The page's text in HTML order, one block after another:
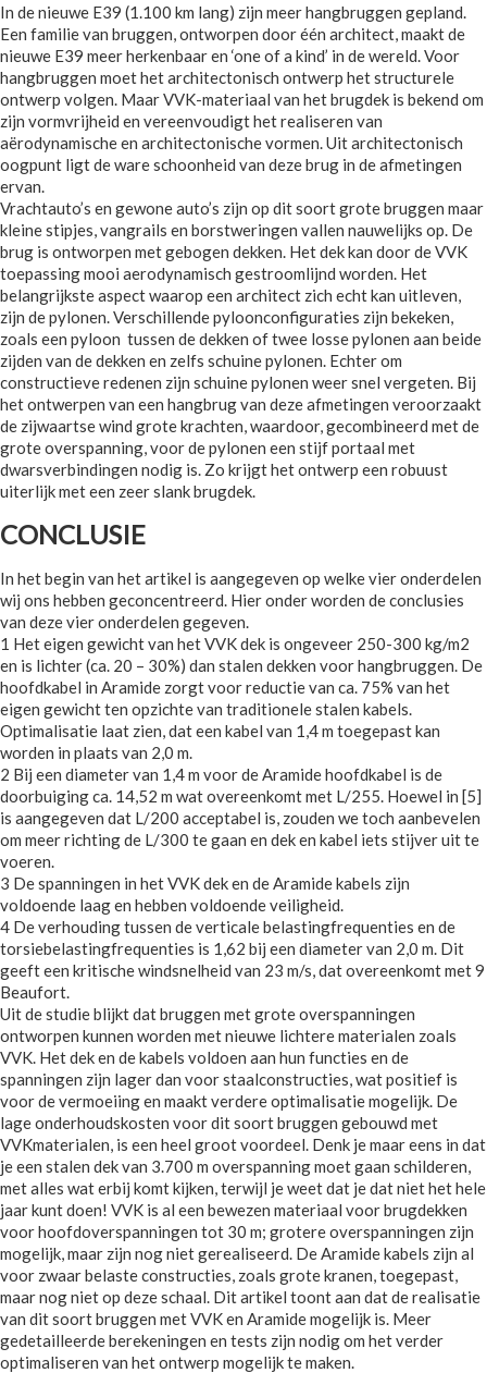
In de nieuwe E39 (1.100 km lang) zijn meer hangbruggen gepland.
Een familie van bruggen, ontworpen door één architect, maakt de
nieuwe E39 meer herkenbaar en ‘one of a kind’ in de wereld. Voor
hangbruggen moet het architectonisch ontwerp het structurele
ontwerp volgen. Maar VVK-materiaal van het brugdek is bekend om
zijn vormvrijheid en vereenvoudigt het realiseren van
aërodynamische en architectonische vormen. Uit architectonisch
oogpunt ligt de ware schoonheid van deze brug in de afmetingen
ervan.
Vrachtauto’s en gewone auto’s zijn op dit soort grote bruggen maar
kleine stipjes, vangrails en borstweringen vallen nauwelijks op. De
brug is ontworpen met gebogen dekken. Het dek kan door de VVK
toepassing mooi aerodynamisch gestroomlijnd worden. Het
belangrijkste aspect waarop een architect zich echt kan uitleven,
zijn de pylonen. Verschillende pyloonconfiguraties zijn bekeken,
zoals een pyloon tussen de dekken of twee losse pylonen aan beide
zijden van de dekken en zelfs schuine pylonen. Echter om
constructieve redenen zijn schuine pylonen weer snel vergeten. Bij
het ontwerpen van een hangbrug van deze afmetingen veroorzaakt
de zijwaartse wind grote krachten, waardoor, gecombineerd met de
grote overspanning, voor de pylonen een stijf portaal met
dwarsverbindingen nodig is. Zo krijgt het ontwerp een robuust
uiterlijk met een zeer slank brugdek.
CONCLUSIE
In het begin van het artikel is aangegeven op welke vier onderdelen
wij ons hebben geconcentreerd. Hier onder worden de conclusies
van deze vier onderdelen gegeven.
1 Het eigen gewicht van het VVK dek is ongeveer 250-300 kg/m2
en is lichter (ca. 20 – 30%) dan stalen dekken voor hangbruggen. De
hoofdkabel in Aramide zorgt voor reductie van ca. 75% van het
eigen gewicht ten opzichte van traditionele stalen kabels.
Optimalisatie laat zien, dat een kabel van 1,4 m toegepast kan
worden in plaats van 2,0 m.
2 Bij een diameter van 1,4 m voor de Aramide hoofdkabel is de
doorbuiging ca. 14,52 m wat overeenkomt met L/255. Hoewel in [5]
is aangegeven dat L/200 acceptabel is, zouden we toch aanbevelen
om meer richting de L/300 te gaan en dek en kabel iets stijver uit te
voeren.
3 De spanningen in het VVK dek en de Aramide kabels zijn
voldoende laag en hebben voldoende veiligheid.
4 De verhouding tussen de verticale belastingfrequenties en de
torsiebelastingfrequenties is 1,62 bij een diameter van 2,0 m. Dit
geeft een kritische windsnelheid van 23 m/s, dat overeenkomt met 9
Beaufort.
Uit de studie blijkt dat bruggen met grote overspanningen
ontworpen kunnen worden met nieuwe lichtere materialen zoals
VVK. Het dek en de kabels voldoen aan hun functies en de
spanningen zijn lager dan voor staalconstructies, wat positief is
voor de vermoeiing en maakt verdere optimalisatie mogelijk. De
lage onderhoudskosten voor dit soort bruggen gebouwd met
VVKmaterialen, is een heel groot voordeel. Denk je maar eens in dat
je een stalen dek van 3.700 m overspanning moet gaan schilderen,
met alles wat erbij komt kijken, terwijl je weet dat je dat niet het hele
jaar kunt doen! VVK is al een bewezen materiaal voor brugdekken
voor hoofdoverspanningen tot 30 m; grotere overspanningen zijn
mogelijk, maar zijn nog niet gerealiseerd. De Aramide kabels zijn al
voor zwaar belaste constructies, zoals grote kranen, toegepast,
maar nog niet op deze schaal. Dit artikel toont aan dat de realisatie
van dit soort bruggen met VVK en Aramide mogelijk is. Meer
gedetailleerde berekeningen en tests zijn nodig om het verder
optimaliseren van het ontwerp mogelijk te maken.